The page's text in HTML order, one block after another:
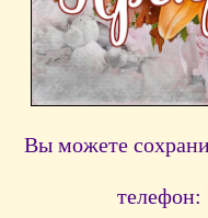
Вы можете
телефон: